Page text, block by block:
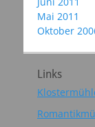
Mai 2011
Oktober
Links